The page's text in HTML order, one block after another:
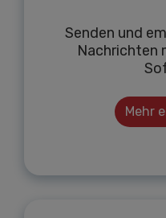
Senden und
Nachrichten
Mehr